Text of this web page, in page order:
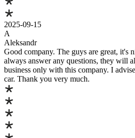
2025-09-15
A
Aleksandr
Good company. The guys are great, it's
always answer any questions, they will
business only with this company. I
car. Thank you very much.